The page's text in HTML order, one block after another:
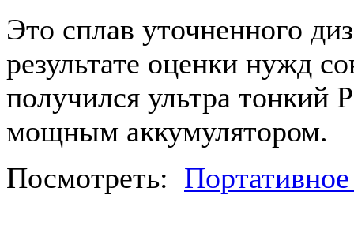
Это сплав уточненного
результате оценки нужд
получился ультра тонкий
мощным аккумулятором.
Посмотреть: